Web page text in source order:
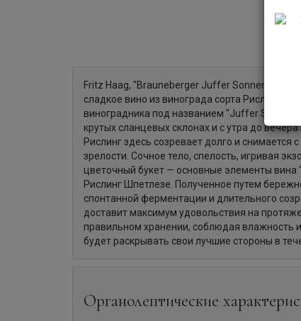
Fritz Haag, "Brauneberger Juffer Sonnenuhr"
сладкое вино из винограда сорта Рислинг,
виноградника под названием "Juffer
крутых сланцевых склонах и с утра до
Рислинг здесь созревает долго и снимается
зрелости. Сочное тело, спелость, игривая
цветочный букет — основные элементы
Рислинг Шпетлезе. Полученное путем
спонтанной ферментации и длительного
доставит максимум удовольствия на
правильном хранении, соблюдая влажность
будет раскрывать свои лучшие стороны в
Органолептические